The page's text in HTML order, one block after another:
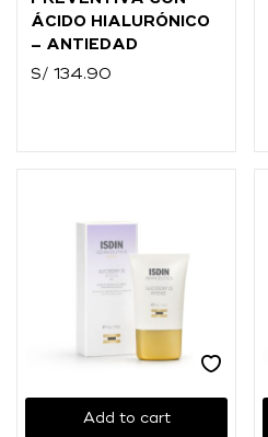
ÁCIDO HIALURÓNICO
– ANTIEDAD
S/ 134.90
Add to cart